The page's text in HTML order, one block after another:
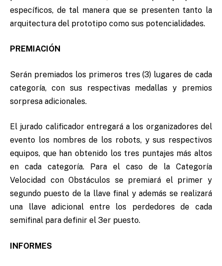
específicos, de tal manera que se presenten tanto la
arquitectura del prototipo como sus potencialidades.
PREMIACIÓN
Serán premiados los primeros tres (3) lugares de cada
categoría, con sus respectivas medallas y premios
sorpresa adicionales.
El jurado calificador entregará a los organizadores del
evento los nombres de los robots, y sus respectivos
equipos, que han obtenido los tres puntajes más altos
en cada categoría. Para el caso de la Categoría
Velocidad con Obstáculos se premiará el primer y
segundo puesto de la llave final y además se realizará
una llave adicional entre los perdedores de cada
semifinal para definir el 3er puesto.
INFORMES